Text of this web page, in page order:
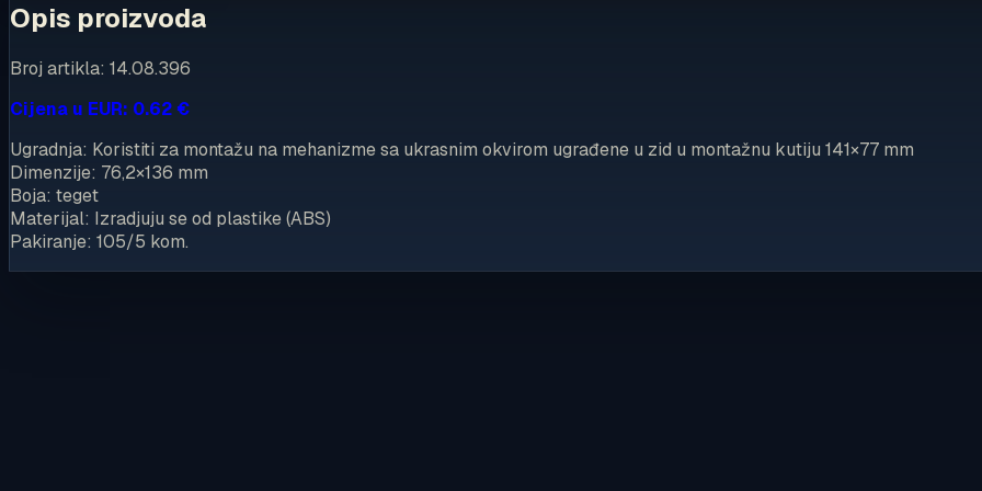
Opis proizvoda
Broj artikla: 14.08.396
Cijena u EUR: 0.62 €
Ugradnja: Koristiti za montažu na mehanizme sa ukrasnim okvirom ugrađene u zid u montažnu kutiju 141×77 mm
Dimenzije: 76,2×136 mm
Boja: teget
Materijal: Izradjuju se od plastike (ABS)
Pakiranje: 105/5 kom.